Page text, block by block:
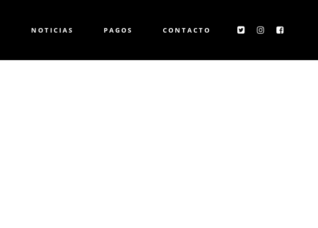
NOTICIAS PAGOS CONTACTO